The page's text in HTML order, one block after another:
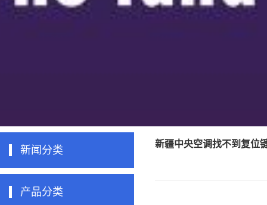
新闻分类
产品分类
新疆中央空调找不到复位